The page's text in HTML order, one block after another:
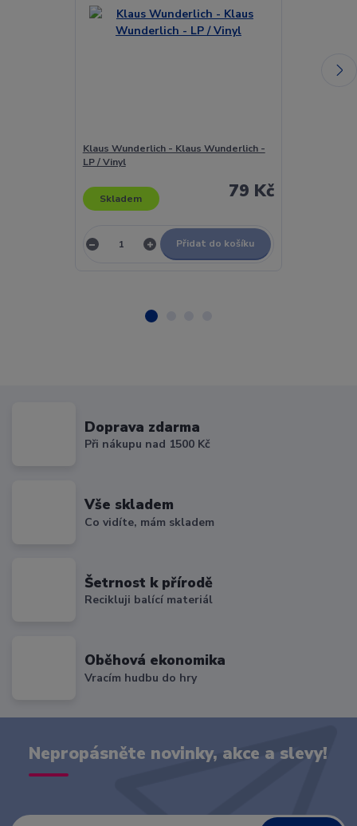
Klaus Wunderlich - Klaus Wunderlich -
LP / Vinyl
79 Kč
Skladem
Přidat do košíku
Doprava zdarma
Při nákupu nad 1500 Kč
Vše skladem
Co vidíte, mám skladem
Šetrnost k přírodě
Recikluji balící materiál
Oběhová ekonomika
Vracím hudbu do hry
Nepropásněte novinky, akce a slevy!